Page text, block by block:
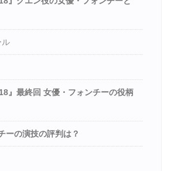
ル
』最終回 女優・フォンチーの役柄
ーの演技の評判は？